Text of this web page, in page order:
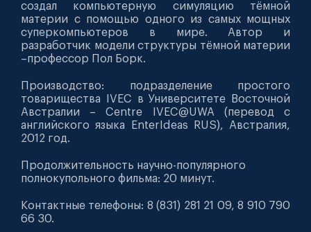
создал компьютерную симуляцию тёмной
материи с помощью одного из самых мощных
суперкомпьютеров в мире. Автор и
разработчик модели структуры тёмной материи
–профессор Пол Борк.
Производство: подразделение простого
товарищества IVEC в Университете Восточной
Австралии – Centre IVEC@UWA (перевод с
английского языка EnterIdeas RUS), Австралия,
2012 год.
Продолжительность научно-популярного
полнокупольного фильма: 20 минут.
Контактные телефоны: 8 (831) 281 21 09, 8 910 790
66 30.